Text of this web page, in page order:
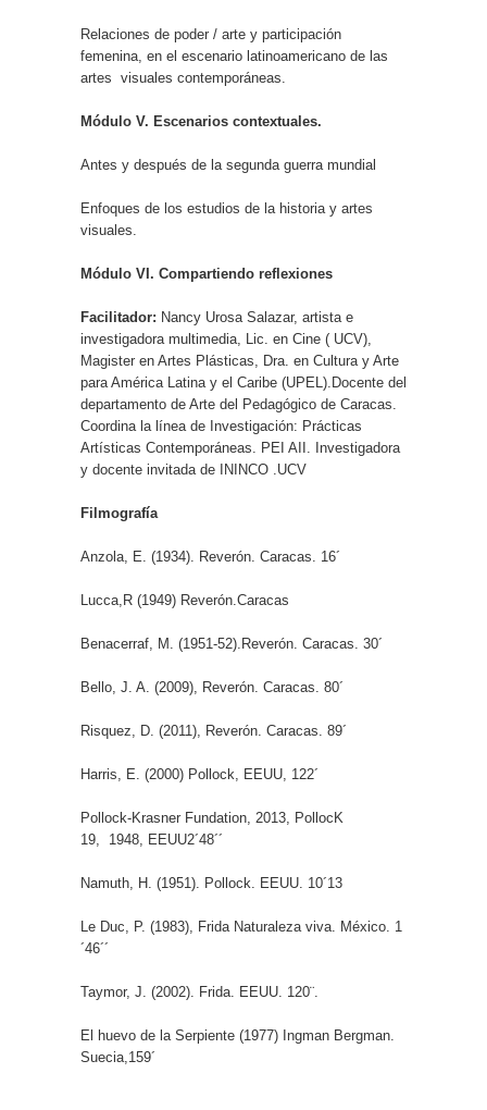
Relaciones de poder / arte y participación
femenina, en el escenario latinoamericano de las
artes visuales contemporáneas.
Módulo V. Escenarios contextuales.
Antes y después de la segunda guerra mundial
Enfoques de los estudios de la historia y artes
visuales.
Módulo VI. Compartiendo reflexiones
Facilitador: Nancy Urosa Salazar, artista e
investigadora multimedia, Lic. en Cine ( UCV),
Magister en Artes Plásticas, Dra. en Cultura y Arte
para América Latina y el Caribe (UPEL).Docente del
departamento de Arte del Pedagógico de Caracas.
Coordina la línea de Investigación: Prácticas
Artísticas Contemporáneas. PEI AII. Investigadora
y docente invitada de ININCO .UCV
Filmografía
Anzola, E. (1934). Reverón. Caracas. 16´
Lucca,R (1949) Reverón.Caracas
Benacerraf, M. (1951-52).Reverón. Caracas. 30´
Bello, J. A. (2009), Reverón. Caracas. 80´
Risquez, D. (2011), Reverón. Caracas. 89´
Harris, E. (2000) Pollock, EEUU, 122´
Pollock-Krasner Fundation, 2013, PollocK
19, 1948, EEUU2´48´´
Namuth, H. (1951). Pollock. EEUU. 10´13
Le Duc, P. (1983), Frida Naturaleza viva. México. 1
´46´´
Taymor, J. (2002). Frida. EEUU. 120¨.
El huevo de la Serpiente (1977) Ingman Bergman.
Suecia,159´